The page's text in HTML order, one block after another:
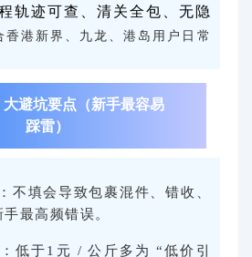
轨迹可查、清关全包、无隐
香港新界、九龙、港岛用户日常
大避坑要点（新手最容易
踩雷）
：不填会导致包裹混件、错收、
最高频错误。
：低于1元 / 公斤多为 “低价引